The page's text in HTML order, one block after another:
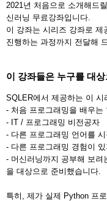
2021년 처음으로 소개해드
신러닝 무료강좌입니다.
이 강좌는 시리즈 강좌로
진행하는 과정까지 전달해
이 강좌들은 누구를 대
SQLER에서 제공하는 이 시
- 처음 프로그래밍을 배우는
- IT / 프로그래밍 비전공자
- 다른 프로그래밍 언어를
- 다른 프로그래밍 경험이
- 머신러닝까지 공부해 보려
을 대상으로 준비했습니다.
특히, 제가 실제 Python 프